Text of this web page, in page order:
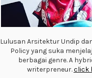
Lulusan Arsitektur Undip
Policy yang suka
berbagai genre. A
writerpreneur.click